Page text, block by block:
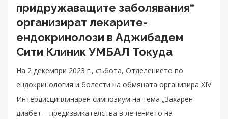
придружаващите заболявания“
организират лекарите-
ендокринолози в Аджибадем
Сити Клиник УМБАЛ Токуда
На 2 декември 2023 г., събота, Отделението по
ендокринология и болести на обмяната организира XIV
Интердисциплинарен симпозиум на тема „Захарен
диабет – предизвикателства в лечението на